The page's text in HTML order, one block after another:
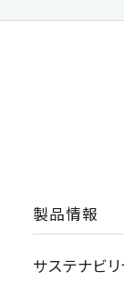
製品情報
サステナビリ